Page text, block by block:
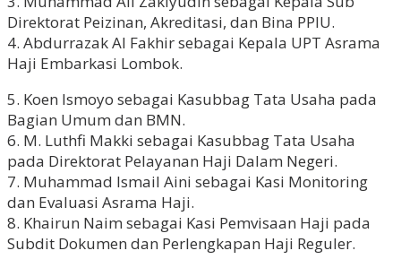
Direktorat Peizinan, Akreditasi, dan Bina PPIU.
4. Abdurrazak Al Fakhir sebagai Kepala UPT Asrama
Haji Embarkasi Lombok.
5. Koen Ismoyo sebagai Kasubbag Tata Usaha pada
Bagian Umum dan BMN.
6. M. Luthfi Makki sebagai Kasubbag Tata Usaha
pada Direktorat Pelayanan Haji Dalam Negeri.
7. Muhammad Ismail Aini sebagai Kasi Monitoring
dan Evaluasi Asrama Haji.
8. Khairun Naim sebagai Kasi Pemvisaan Haji pada
Subdit Dokumen dan Perlengkapan Haji Reguler.